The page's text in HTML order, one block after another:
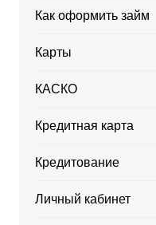
Как оформить займ
Карты
КАСКО
Кредитная карта
Кредитование
Личный кабинет